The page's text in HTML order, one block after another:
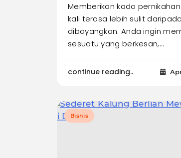
Memberikan kado
kali terasa lebih sulit
dibayangkan. Anda ingin
sesuatu yang berkesan,…
continue reading..
Bisnis